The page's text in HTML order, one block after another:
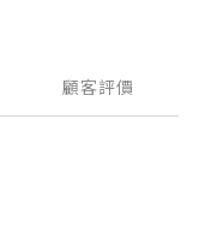
顧客評價